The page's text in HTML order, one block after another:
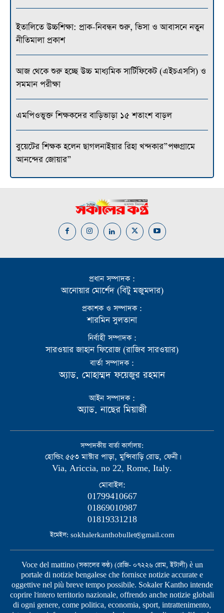
ইতালিতে উচ্চশিক্ষা: প্রাক-নিবন্ধন শুরু, ভিসা ও আবাসনে নতুন
নীতিমালা প্রকাশ
আজ থেকে শুরু হচ্ছে উচ্চ মাধ্যমিক সার্টিফিকেট (এইচএসসি) ও
সমমান পরীক্ষা
এমপিওভুক্ত শিক্ষকদের বাড়িভাড়া ১৫ শতাংশ বাড়ল
বুয়েটের শিক্ষক হলেন ছাগলনাইয়ার রিহা খন্দকার”পঞ্চগ্রামে
আনন্দের জোয়ার”
প্রধান সম্পাদক :
আনোয়ার মোর্শেদ (বিটু মজুমদার)
প্রকাশক ও সম্পাদক :
শারমিন সুলতানা
নির্বাহী সম্পাদক :
সারওয়ার জাহান ফিরোজ (রাজিব সারওয়ার)
বার্তা সম্পাদক :
অ্যাড. মোহাম্মদ ফয়েজুর রহমান
আইন সম্পাদক :
অ্যাড. নাছের মিয়াজী
সম্পাদকীয় বার্তা কার্যালয়:
হোল্ডিং ৫৫৩ মাস্টার পাড়া, মুন্সিবাড়ি রোড, ফেনী।
Via, Ariccia, no 22, Rome, Italy.
মোবাইল:
01799410667
01869010987
01819331218
ইমেইল: sokhalerkanthobullet@gmail.com
Voce del mattino (সকালের কণ্ঠ) (রেজি- ০৭২২৬ রোম, ইটালী) è un
portale di notizie bengalese che fornisce notizie accurate e
oggettive nel più breve tempo possibile. Sokaler Kantho intende
coprire l'intero territorio nazionale, offrendo anche notizie globali
di ogni genere, come politica, economia, sport, intrattenimento,